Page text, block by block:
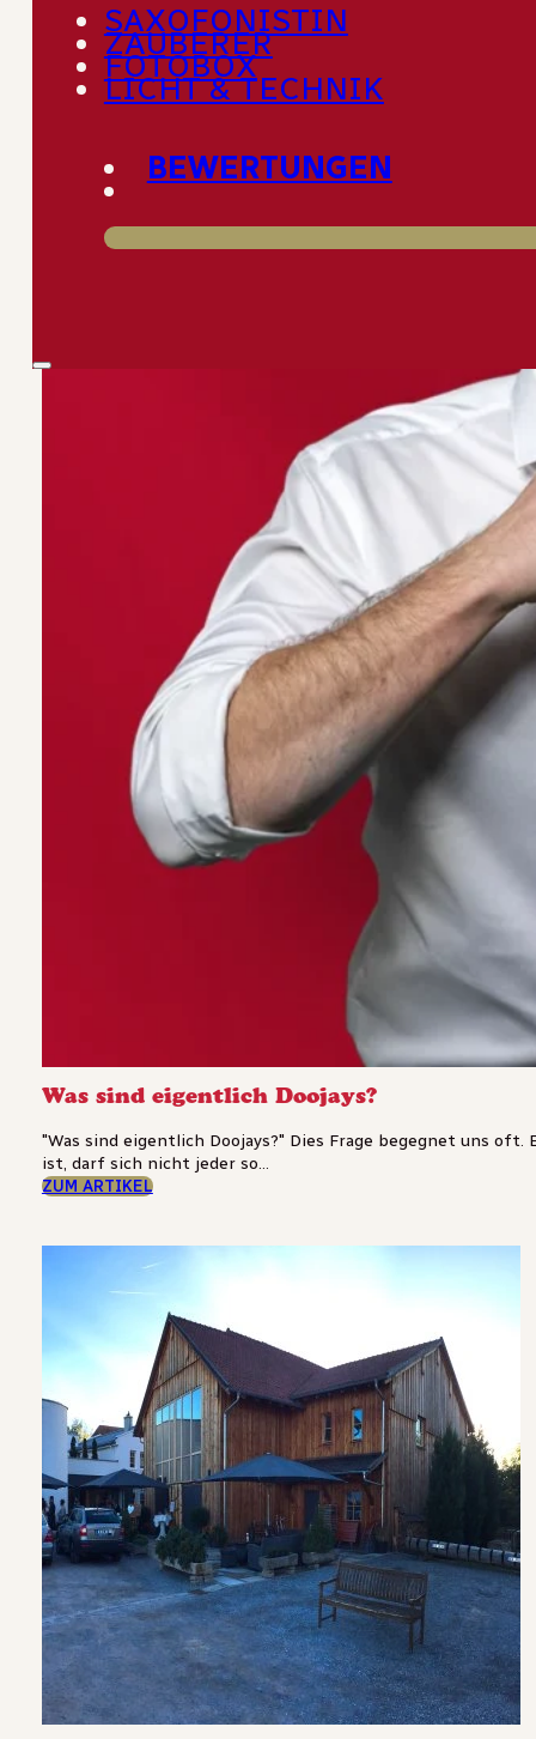
SAXOFONISTIN
ZAUBERER
FOTOBOX
LICHT & TECHNIK
BEWERTUNGEN
Was sind eigentlich Doojays?
"Was sind eigentlich Doojays?" Dies Frage begegnet uns
ist, darf sich nicht jeder so...
ZUM ARTIKEL